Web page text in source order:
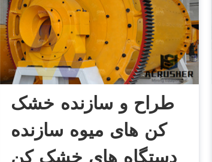
طراح و سازنده خشک
کن های میوه سازنده
دستگاه های خشک کن